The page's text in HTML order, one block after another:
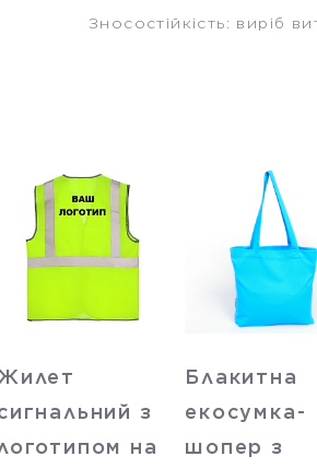
Зносостійкість: виріб
з
на
Блакитна
екосумка-
шопер з